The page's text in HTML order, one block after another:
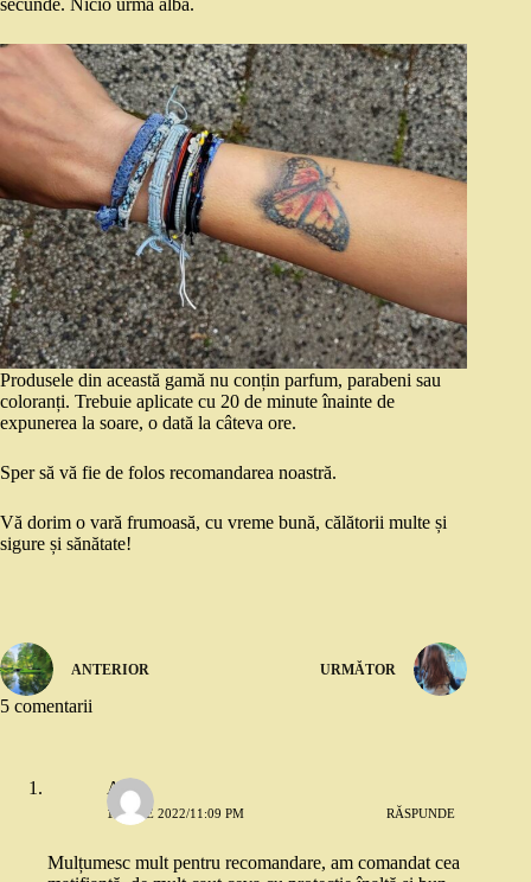
Produsele din această gamă nu conțin parfum, parabeni sau
coloranți. Trebuie aplicate cu 20 de minute înainte de
expunerea la soare, o dată la câteva ore.
Sper să vă fie de folos recomandarea noastră.
Vă dorim o vară frumoasă, cu vreme bună, călătorii multe și
sigure și sănătate!
ANTERIOR URMĂTOR
5 comentarii
Alina
1 IUNIE 2022/11:09 PM RĂSPUNDE
Mulțumesc mult pentru recomandare, am comandat cea